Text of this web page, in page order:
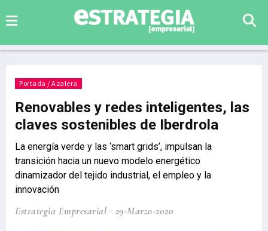
Portada / Azalera
Renovables y redes inteligentes, las
claves sostenibles de Iberdrola
La energía verde y las ‘smart grids’, impulsan la
transición hacia un nuevo modelo energético
dinamizador del tejido industrial, el empleo y la
innovación
Estrategia Empresarial 29-Marzo-2020